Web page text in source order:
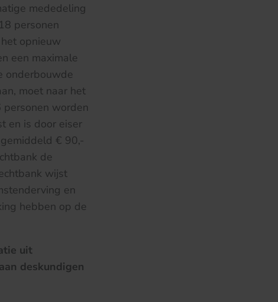
mededeling
personen
opnieuw
een maximale
onderbouwde
moet naar het
personen worden
en is door eiser
€ 90,-
de
wijst
en
hebben op de
uit
deskundigen